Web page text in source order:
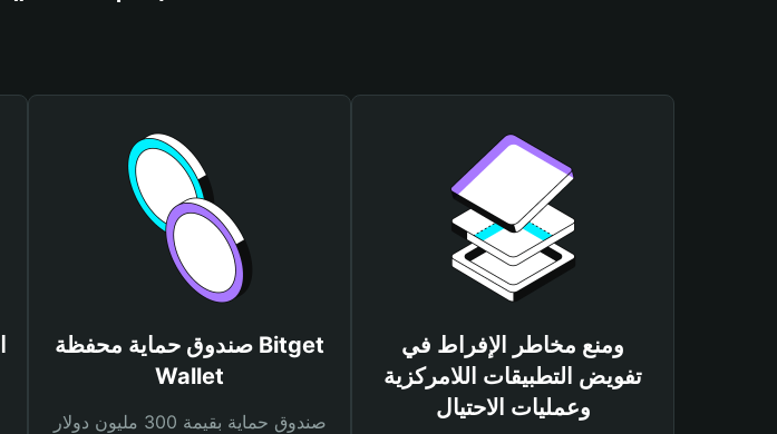
صندوق حماية محفظة Bitget
Wallet
صندوق حماية بقيمة 300 مليون دولار
ومنع مخاطر الإفراط في
تفويض التطبيقات اللامركزية
وعمليات الاحتيال